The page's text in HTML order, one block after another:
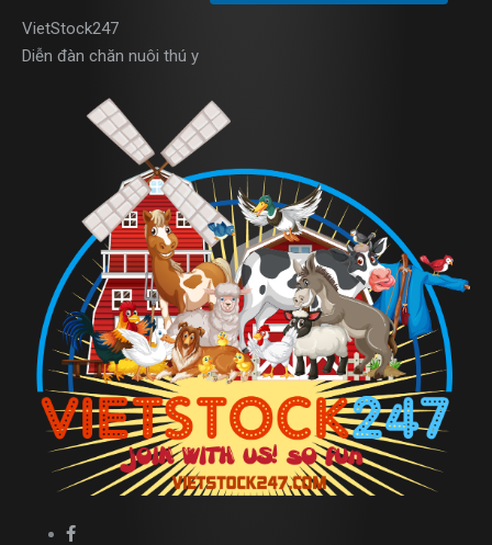
VietStock247
Diễn đàn chăn nuôi thú y